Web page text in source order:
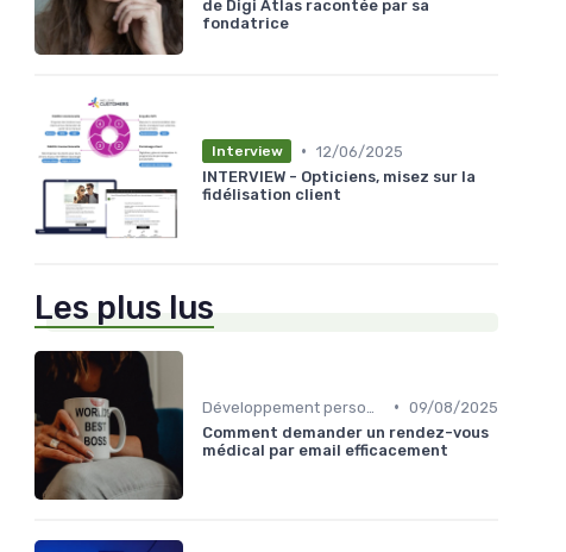
de Digi Atlas racontée par sa
fondatrice
Interview • 12/06/2025
INTERVIEW - Opticiens, misez sur la
fidélisation client
Les plus lus
• 09/08/2025
Comment demander un rendez-vous
médical par email efficacement